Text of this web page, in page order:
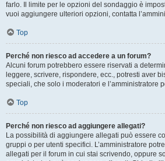
farlo. Il limite per le opzioni del sondaggio è
vuoi aggiungere ulteriori opzioni, contatta
Top
Perché non riesco ad accedere a un forum?
Alcuni forum potrebbero essere riservati a
leggere, scrivere, rispondere, ecc., potresti aver
speciali, che solo i moderatori e l’amministratore
Top
Perché non riesco ad aggiungere allegati?
La possibilità di aggiungere allegati può essere
gruppi o per utenti specifici. L’amministratore
allegati per il forum in cui stai scrivendo, oppure